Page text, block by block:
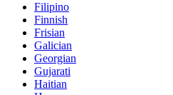
Filipino
Finnish
Frisian
Galician
Georgian
Gujarati
Haitian